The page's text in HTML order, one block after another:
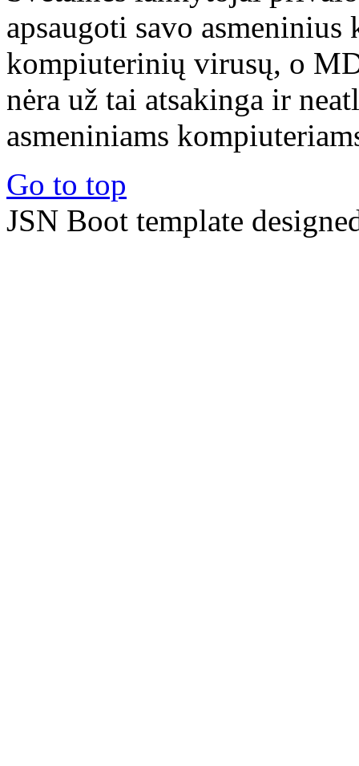
apsaugoti savo
kompiuterinių virusų, o
nėra už tai atsakinga ir
asmeniniams
Go to top
JSN Boot template